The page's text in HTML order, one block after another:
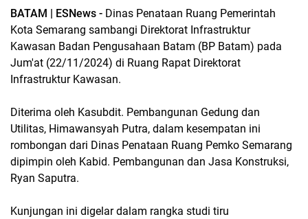
BATAM | ESNews - Dinas Penataan Ruang Pemerintah
Kota Semarang sambangi Direktorat Infrastruktur
Kawasan Badan Pengusahaan Batam (BP Batam) pada
Jum'at (22/11/2024) di Ruang Rapat Direktorat
Infrastruktur Kawasan.
Diterima oleh Kasubdit. Pembangunan Gedung dan
Utilitas, Himawansyah Putra, dalam kesempatan ini
rombongan dari Dinas Penataan Ruang Pemko Semarang
dipimpin oleh Kabid. Pembangunan dan Jasa Konstruksi,
Ryan Saputra.
Kunjungan ini digelar dalam rangka studi tiru